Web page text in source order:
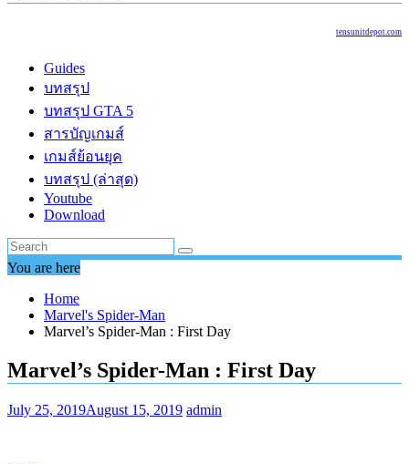
tensunitdepot.com
Guides
บทสรุป
บทสรุป GTA 5
สารบัญเกมส์
เกมส์ย้อนยุค
บทสรุป (ล่าสุด)
Youtube
Download
You are here
Home
Marvel's Spider-Man
Marvel’s Spider-Man : First Day
Marvel’s Spider-Man : First Day
July 25, 2019August 15, 2019 admin